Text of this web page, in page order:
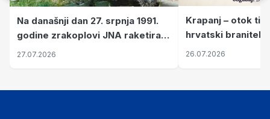
Na današnji dan 27. srpnja 1991.
godine zrakoplovi JNA raketirali
su vojarnu i obučni centar "Nikola
27.07.2026
Krapanj – otok
hrvatski branitelji
pronalaze mir
26.07.2026